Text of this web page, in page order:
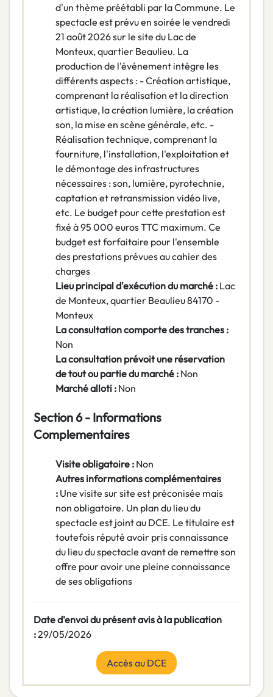
d'un thème préétabli par la Commune. Le
spectacle est prévu en soirée le vendredi
21 août 2026 sur le site du Lac de
Monteux, quartier Beaulieu. La
production de l'événement intègre les
différents aspects : - Création artistique,
comprenant la réalisation et la direction
artistique, la création lumière, la création
son, la mise en scène générale, etc. -
Réalisation technique, comprenant la
fourniture, l'installation, l'exploitation et
le démontage des infrastructures
nécessaires : son, lumière, pyrotechnie,
captation et retransmission vidéo live,
etc. Le budget pour cette prestation est
fixé à 95 000 euros TTC maximum. Ce
budget est forfaitaire pour l'ensemble
des prestations prévues au cahier des
charges
Lieu principal d'exécution du marché : Lac
de Monteux, quartier Beaulieu 84170 -
Monteux
La consultation comporte des tranches :
Non
La consultation prévoit une réservation
de tout ou partie du marché : Non
Marché alloti : Non
Section 6 - Informations
Complementaires
Visite obligatoire : Non
Autres informations complémentaires
: Une visite sur site est préconisée mais
non obligatoire. Un plan du lieu du
spectacle est joint au DCE. Le titulaire est
toutefois réputé avoir pris connaissance
du lieu du spectacle avant de remettre son
offre pour avoir une pleine connaissance
de ses obligations
Date d'envoi du présent avis à la publication
:29/05/2026
Accès au DCE